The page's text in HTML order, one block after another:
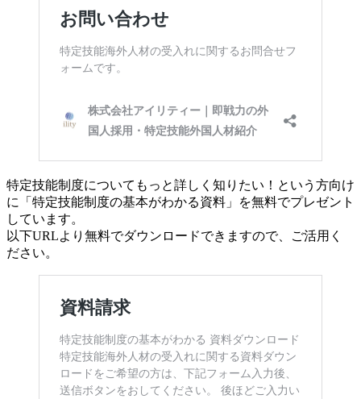
特定技能制度についてもっと詳しく知りたい！という方向け
に「特定技能制度の基本がわかる資料」を無料でプレゼント
しています。
以下URLより無料でダウンロードできますので、ご活用く
ださい。